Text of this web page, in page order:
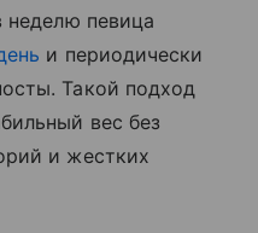
неделю певица
и периодически
Такой подход
вес без
и жестких